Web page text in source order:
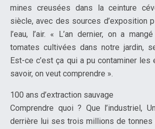
mines creusées dans la ceinture
siècle, avec des sources d’exposition
l’eau, l’air. « L’an dernier, on a
tomates cultivées dans notre jardin,
Est-ce c’est ça qui a pu contaminer les
savoir, on veut comprendre ».
100 ans d’extraction sauvage
Comprendre quoi ? Que l’industriel,
derrière lui ses trois millions de tonnes